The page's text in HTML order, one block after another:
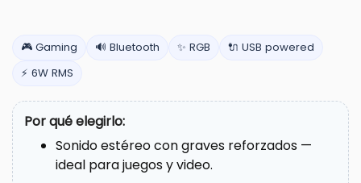
🎮 Gaming 🔊 Bluetooth ✨ RGB
🔌 USB powered
⚡ 6W RMS
Por qué elegirlo:
Sonido estéreo con graves reforzados —
ideal para juegos y video.